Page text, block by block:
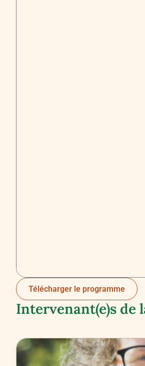
Télécharger le programme
Intervenant(e)s de